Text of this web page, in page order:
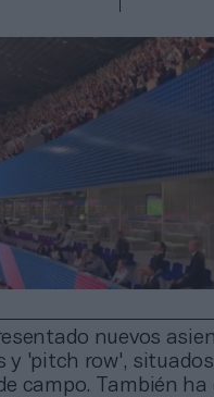
nuevos
y 'pitch row',
campo. También ha